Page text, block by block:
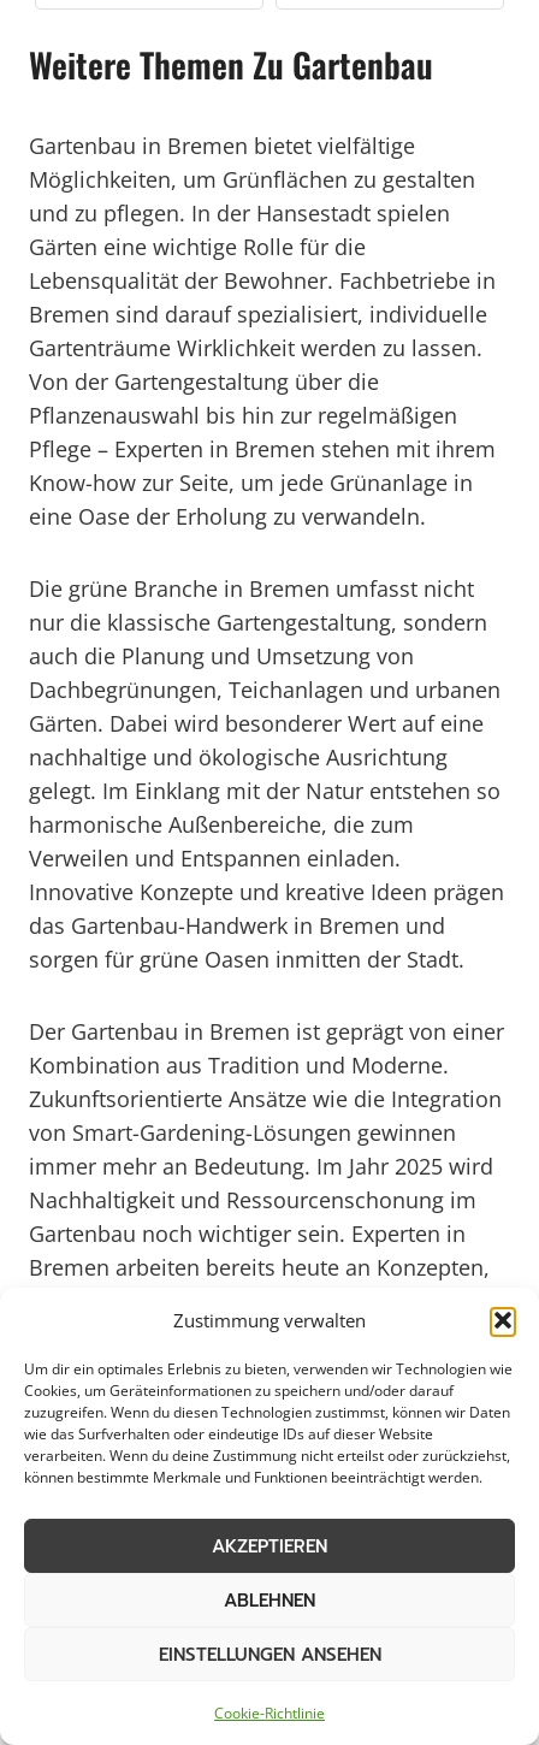
Zustimmung verwalten
Um dir ein optimales Erlebnis zu bieten, verwenden wir Technologien wie
Cookies, um Geräteinformationen zu speichern und/oder darauf
zuzugreifen. Wenn du diesen Technologien zustimmst, können wir Daten
wie das Surfverhalten oder eindeutige IDs auf dieser Website
verarbeiten. Wenn du deine Zustimmung nicht erteilst oder zurückziehst,
können bestimmte Merkmale und Funktionen beeinträchtigt werden.
AKZEPTIEREN
ABLEHNEN
EINSTELLUNGEN ANSEHEN
Cookie-Richtlinie
Weitere Themen Zu Gartenbau
Gartenbau in Bremen bietet vielfältige
Möglichkeiten, um Grünflächen zu gestalten
und zu pflegen. In der Hansestadt spielen
Gärten eine wichtige Rolle für die
Lebensqualität der Bewohner. Fachbetriebe in
Bremen sind darauf spezialisiert, individuelle
Gartenträume Wirklichkeit werden zu lassen.
Von der Gartengestaltung über die
Pflanzenauswahl bis hin zur regelmäßigen
Pflege – Experten in Bremen stehen mit ihrem
Know-how zur Seite, um jede Grünanlage in
eine Oase der Erholung zu verwandeln.
Die grüne Branche in Bremen umfasst nicht
nur die klassische Gartengestaltung, sondern
auch die Planung und Umsetzung von
Dachbegrünungen, Teichanlagen und urbanen
Gärten. Dabei wird besonderer Wert auf eine
nachhaltige und ökologische Ausrichtung
gelegt. Im Einklang mit der Natur entstehen so
harmonische Außenbereiche, die zum
Verweilen und Entspannen einladen.
Innovative Konzepte und kreative Ideen prägen
das Gartenbau-Handwerk in Bremen und
sorgen für grüne Oasen inmitten der Stadt.
Der Gartenbau in Bremen ist geprägt von einer
Kombination aus Tradition und Moderne.
Zukunftsorientierte Ansätze wie die Integration
von Smart-Gardening-Lösungen gewinnen
immer mehr an Bedeutung. Im Jahr 2025 wird
Nachhaltigkeit und Ressourcenschonung im
Gartenbau noch wichtiger sein. Experten in
Bremen arbeiten bereits heute an Konzepten,
ermöglichen. So wird das Grün in der Stadt
auch in Zukunft eine bedeutende Rolle für das
Wohlbefinden der Bewohner spielen.
Gartengestaltung
Umgestaltung
Wegebau
Zaunbau